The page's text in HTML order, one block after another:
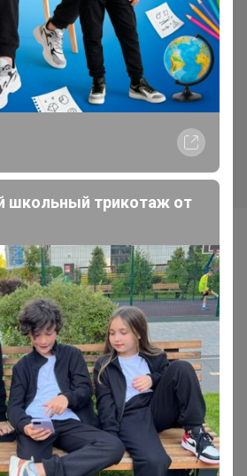
18
Хит
1 590р
-24%
2 081р
Кофе Грильяж Карамель с
орешками 1000г, Зерно
школьный трикотаж от